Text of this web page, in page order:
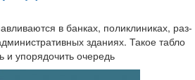
в бан­ках, по­ли­кли­ни­ках, раз­
зда­ни­ях. Такое табло
и упо­ря­до­чить оче­редь